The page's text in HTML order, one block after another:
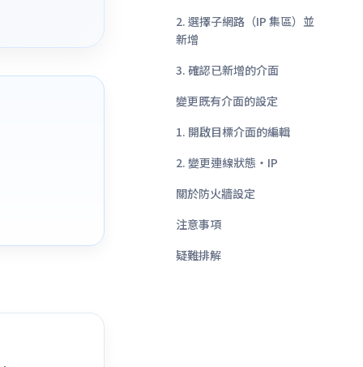
2. 選擇子網路（IP 集區）並
新增
3. 確認已新增的介面
變更既有介面的設定
1. 開啟目標介面的編輯
2. 變更連線狀態・IP
關於防火牆設定
注意事項
疑難排解